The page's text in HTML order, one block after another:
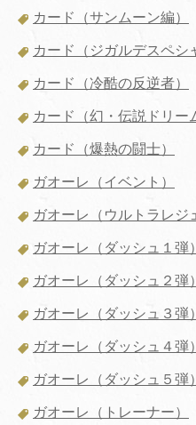
カード（サンムーン編）
カード（ジガルデスペシ
カード（冷酷の反逆者）
カード（幻・伝説ドリー
カード（爆熱の闘士）
ガオーレ（イベント）
ガオーレ（ウルトラレジ
ガオーレ（ダッシュ１弾）
ガオーレ（ダッシュ２弾）
ガオーレ（ダッシュ３弾）
ガオーレ（ダッシュ４弾）
ガオーレ（ダッシュ５弾）
ガオーレ（トレーナー）